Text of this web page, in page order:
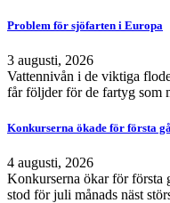
Problem för sjöfarten i Europa
3 augusti, 2026
Vattennivån i de viktiga
får följder för de fartyg som
Konkurserna ökade för första
4 augusti, 2026
Konkurserna ökar för första
stod för juli månads näst